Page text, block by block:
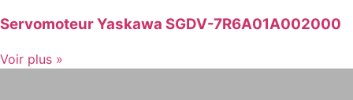
Servomoteur Yaskawa SGDV-7R6A01A002000
Voir plus »